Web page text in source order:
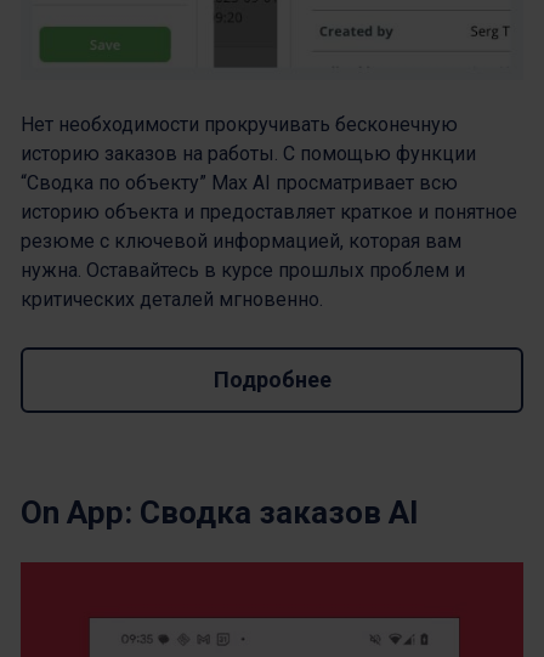
Нет необходимости прокручивать бесконечную
историю заказов на работы. С помощью функции
“Сводка по объекту” Max AI просматривает всю
историю объекта и предоставляет краткое и понятное
резюме с ключевой информацией, которая вам
нужна. Оставайтесь в курсе прошлых проблем и
критических деталей мгновенно.
Подробнее
On App: Сводка заказов AI